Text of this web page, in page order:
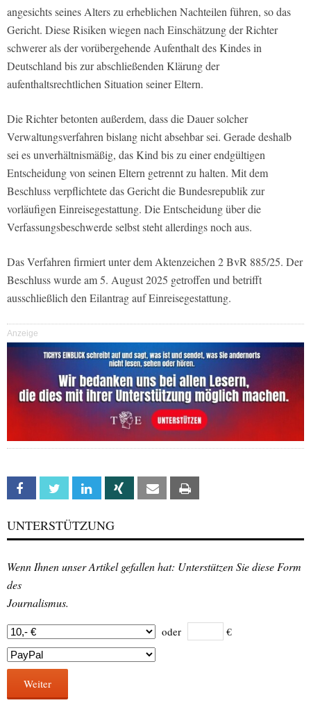
angesichts seines Alters zu erheblichen Nachteilen führen, so das
Gericht. Diese Risiken wiegen nach Einschätzung der Richter
schwerer als der vorübergehende Aufenthalt des Kindes in
Deutschland bis zur abschließenden Klärung der
aufenthaltsrechtlichen Situation seiner Eltern.
Die Richter betonten außerdem, dass die Dauer solcher
Verwaltungsverfahren bislang nicht absehbar sei. Gerade deshalb
sei es unverhältnismäßig, das Kind bis zu einer endgültigen
Entscheidung von seinen Eltern getrennt zu halten. Mit dem
Beschluss verpflichtete das Gericht die Bundesrepublik zur
vorläufigen Einreisegestattung. Die Entscheidung über die
Verfassungsbeschwerde selbst steht allerdings noch aus.
Das Verfahren firmiert unter dem Aktenzeichen 2 BvR 885/25. Der
Beschluss wurde am 5. August 2025 getroffen und betrifft
ausschließlich den Eilantrag auf Einreisegestattung.
Anzeige
Facebook Twitter Linkedin Xing Email
UNTERSTÜTZUNG
Wenn Ihnen unser Artikel gefallen hat: Unterstützen Sie diese Form
des
Journalismus.
oder €
Weiter